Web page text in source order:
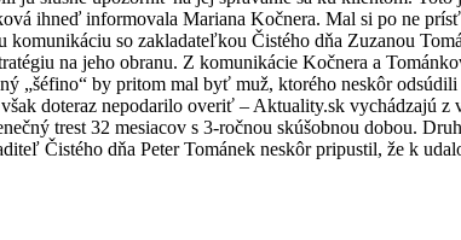
ihneď informovala Mariana Kočnera. Mal si po ne
so zakladateľkou Čistého dňa Zuzanou
na jeho obranu. Z komunikácie Kočnera a
„šéfino“ by pritom mal byť muž, ktorého neskôr
doteraz nepodarilo overiť – Aktuality.sk vychádzajú
trest 32 mesiacov s 3-ročnou skúšobnou dobou.
Čistého dňa Peter Tománek neskôr pripustil, že k